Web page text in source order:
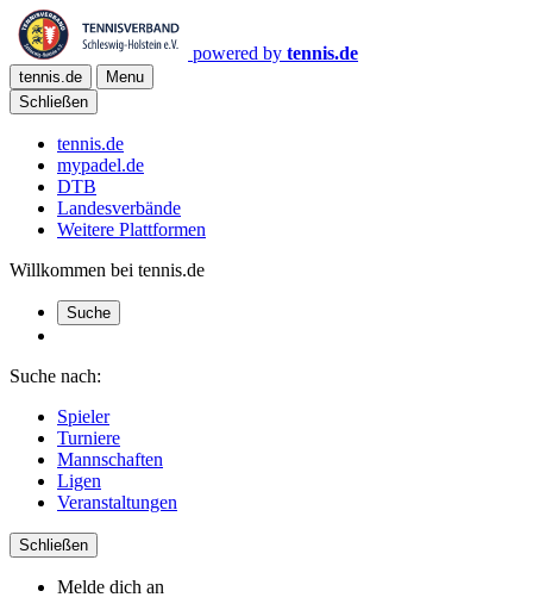
powered by tennis.de
tennis.de
Menu
Schließen
tennis.de
mypadel.de
DTB
Landesverbände
Weitere Plattformen
Willkommen bei tennis.de
Suche
Suche nach:
Spieler
Turniere
Mannschaften
Ligen
Veranstaltungen
Schließen
Melde dich an